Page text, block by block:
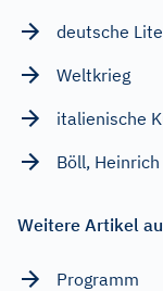
deutsche
Weltkrieg
italienische
Böll, Heinrich
Weitere Artikel
Programm